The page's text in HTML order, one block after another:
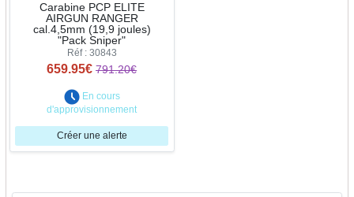
Carabine PCP ELITE
AIRGUN RANGER
cal.4,5mm (19,9 joules)
"Pack Sniper"
Réf : 30843
659.95€ 791.20€
En cours
d'approvisionnement
Créer une alerte